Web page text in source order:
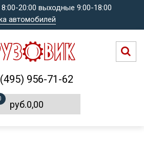
20:00 выходные 9:00-18:00
автомобилей
956-71-62
руб.0,00